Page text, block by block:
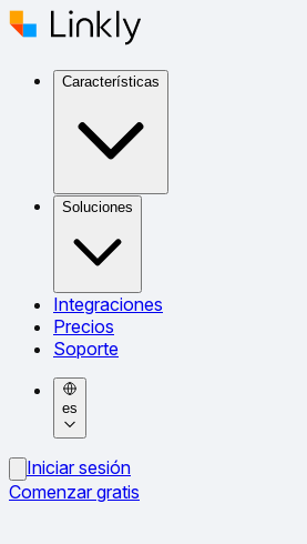
Características
Soluciones
Integraciones
Precios
Soporte
es
Iniciar sesión
Comenzar gratis